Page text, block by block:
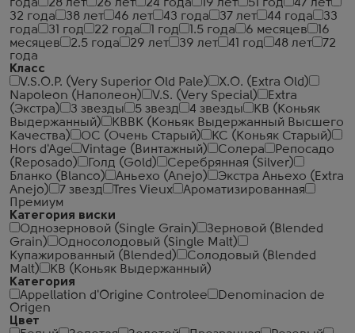
года
28 лет 26 лет 24 года 19 лет 51 год
47 лет
32 года
38 лет 46 лет 43 года 37 лет 44 года
33
года
31 год 22 года 1 год 1.5 года 6 месяцев
16
месяцев
2.5 года 29 лет 39 лет 41 год 48 лет
72
года
Класс
V.S.O.P. (Very Superior Old Pale)
X.O. (Extra Old)
Napoleon (Наполеон)
V.S. (Very Special)
Extra
(Экстра)
3 звезды 5 звезд 4 звезды
КВ (Коньяк
Выдержанный)
КВВК (Коньяк Выдержанный Высшего
Качества)
ОС (Очень Старый)
КС (Коньяк Старый)
Hors d'Age
Vintage (Винтажный) Солера
Репосадо
(Reposado)
Голд (Gold)
Серебрянная (Silver)
Бланко (Blanco)
Аньехо (Anejo)
Экстра Аньехо (Extra
Anejo)
7 звезд Tres Vieux
Ароматизированная
Премиум
Категория виски
Однозерновой (Single Grain)
Зерновой (Blended
Grain)
Односолодовый (Single Malt)
Купажированный (Blended)
Солодовый (Blended
Malt)
КВ (Коньяк Выдержанный)
Категория
Appellation d'Origine Controlee
Denominacion de
Origen
Цвет